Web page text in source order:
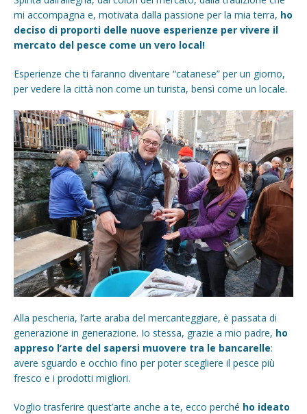
mi accompagna e, motivata dalla passione per la mia terra, ho
deciso di proporti delle nuove esperienze per vivere il
mercato del pesce come un vero local!
Esperienze che ti faranno diventare “catanese” per un giorno,
per vedere la città non come un turista, bensì come un locale.
Alla pescheria, l’arte araba del mercanteggiare, è passata di
generazione in generazione. Io stessa, grazie a mio padre, ho
appreso l’arte del sapersi muovere tra le bancarelle:
avere sguardo e occhio fino per poter scegliere il pesce più
fresco e i prodotti migliori.
Voglio trasferire quest’arte anche a te, ecco perché ho ideato